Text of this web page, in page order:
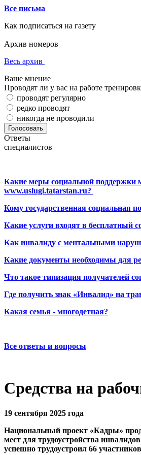
Все письма
Как подписаться на газету
Архив номеров
Весь архив
Ваше мнение
Проводят ли у вас на работе
проводят регулярно
редко проводят
никогда не проводили
Ответы
специалистов
Какие меры социальной поддержки
www.uslugi.tatarstan.ru?
Кому государственная социальная
Какие услуги входят в бесплатный
Как инвалиду с ментальными
Какие документы необходимы для
Что такое типизация получателей
Где получить знак «Инвалид» на
Какая семья - многодетная?
Все ответы и вопросы
Средства на
19 сентября 2025 года
Национальный проект «Кадры»
мест для трудоустройства
успешно трудоустроил 66